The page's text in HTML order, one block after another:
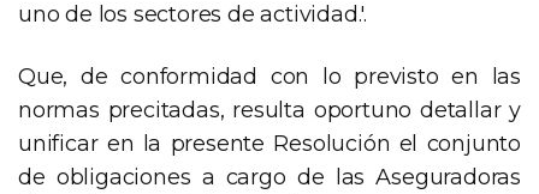
uno de los sectores de actividad.'.
Que, de conformidad con lo previsto en las
normas precitadas, resulta oportuno detallar y
unificar en la presente Resolución el conjunto
de obligaciones a cargo de las Aseguradoras